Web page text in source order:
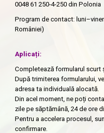
0048 61 250-4-250 din Polonia
Program de contact:
României)
Aplicați:
Completează formularul scurt
După trimiterea formularului,
adresa ta individuală alocată.
Din acel moment, ne poți
zile pe săptămână, 24 de ore
Pentru a accelera procesul,
confirmare.